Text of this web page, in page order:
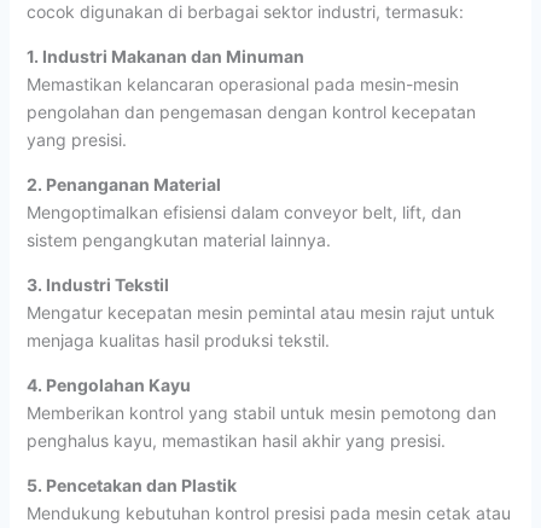
cocok digunakan di berbagai sektor industri, termasuk:
1. Industri Makanan dan Minuman
Memastikan kelancaran operasional pada mesin-mesin
pengolahan dan pengemasan dengan kontrol kecepatan
yang presisi.
2. Penanganan Material
Mengoptimalkan efisiensi dalam conveyor belt, lift, dan
sistem pengangkutan material lainnya.
3. Industri Tekstil
Mengatur kecepatan mesin pemintal atau mesin rajut untuk
menjaga kualitas hasil produksi tekstil.
4. Pengolahan Kayu
Memberikan kontrol yang stabil untuk mesin pemotong dan
penghalus kayu, memastikan hasil akhir yang presisi.
5. Pencetakan dan Plastik
Mendukung kebutuhan kontrol presisi pada mesin cetak atau